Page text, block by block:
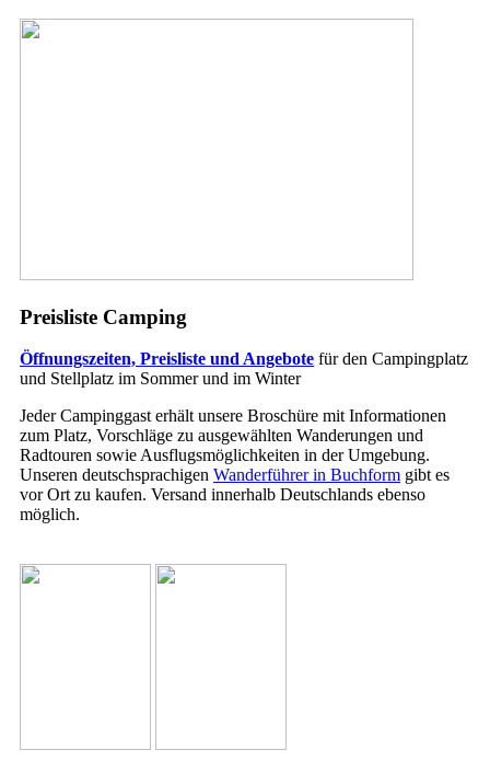
Preisliste Camping
Öffnungszeiten, Preisliste und Angebote für den Campingplatz
und Stellplatz im Sommer und im Winter
Jeder Campinggast erhält unsere Broschüre mit Informationen
zum Platz, Vorschläge zu ausgewählten Wanderungen und
Radtouren sowie Ausflugsmöglichkeiten in der Umgebung.
Unseren deutschsprachigen Wanderführer in Buchform gibt es
vor Ort zu kaufen. Versand innerhalb Deutschlands ebenso
möglich.